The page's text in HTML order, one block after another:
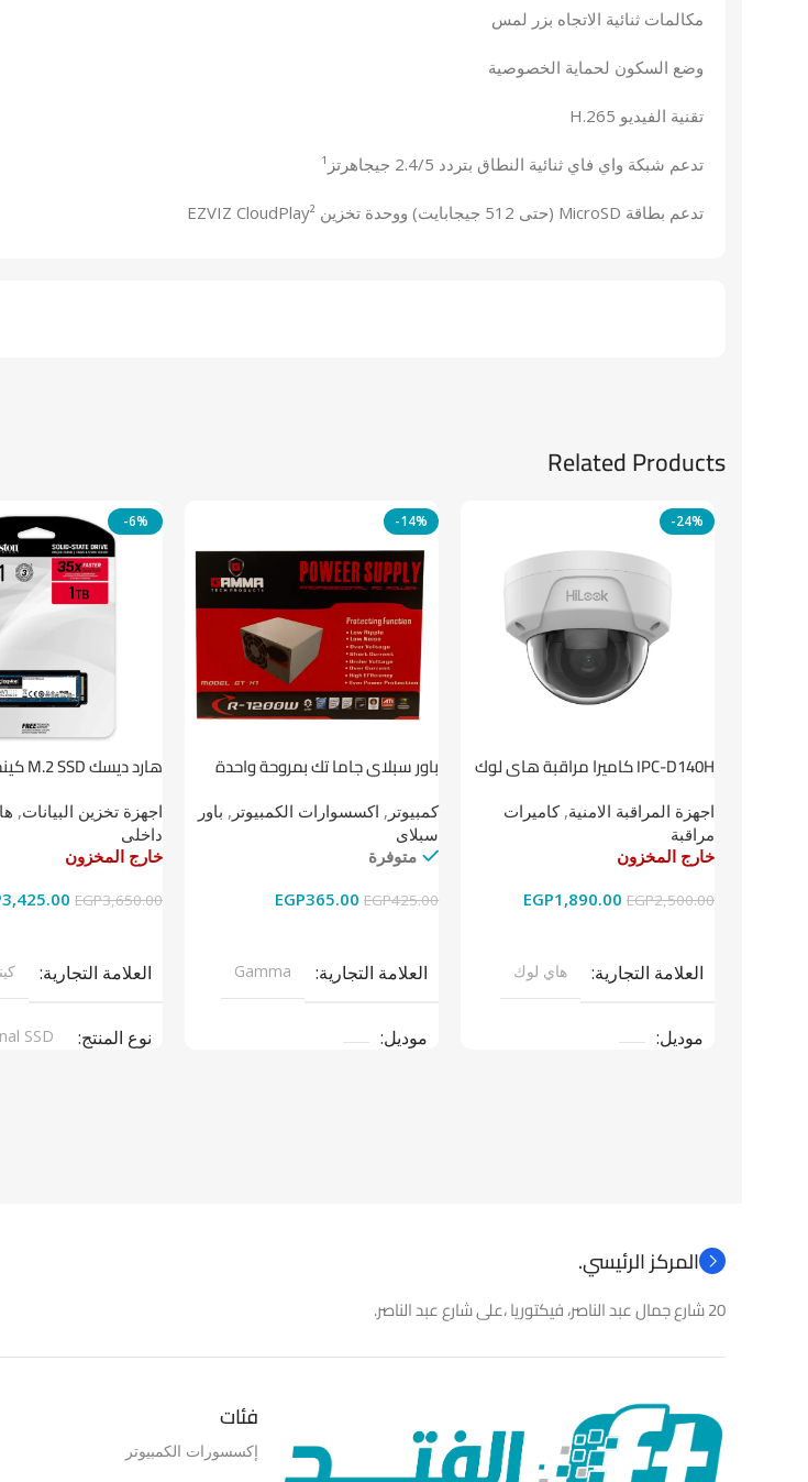
مكالمات ثنائية الاتجاه بزر لمس
وضع السكون لحماية الخصوصية
تقنية الفيديو H.265
تدعم شبكة واي فاي ثنائية النطاق بتردد 2.4/5 جيجاهرتز¹
تدعم بطاقة MicroSD (حتى 512 جيجابايت) ووحدة تخزين EZVIZ CloudPlay²
Related Products
-24%
IPC-D140H كاميرا مراقبة هاى لوك
اجهزة المراقبة الامنية,كاميرات
مراقبة
خارج المخزون
EGP2,500.00
EGP1,890.00
العلامة التجارية هاي لوك
موديل
-14%
باور سبلاي جاما تك بمروحة واحدة
كمبيوتر , اكسسوارات الكمبيوتر , باور
سبلاى
متوفرة
EGP425.00
EGP365.00
العلامة التجارية Gamma
موديل
-6%
اجهزة تخزين البيانات,
داخلى
خارج المخزون
EGP3,650.00
3,425.00
العلامة التجارية
نوع المنتج SSD
المركز الرئيسي.
20 شارع جمال عبد الناصر، فيكتوريا ،على شارع عبد الناصر.
فئات
إكسسورات الكمبيوتر